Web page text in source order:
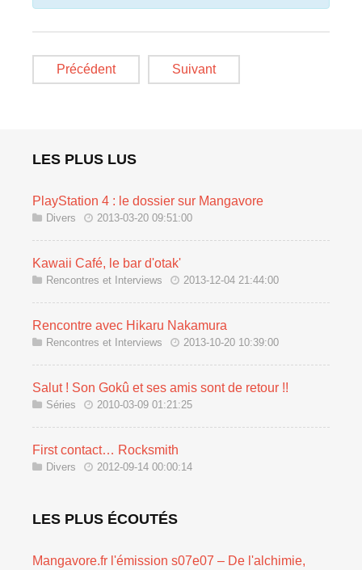
Précédent Suivant
LES PLUS LUS
PlayStation 4 : le dossier sur Mangavore
Divers 2013-03-20 09:51:00
Kawaii Café, le bar d'otak'
Rencontres et Interviews 2013-12-04 21:44:00
Rencontre avec Hikaru Nakamura
Rencontres et Interviews 2013-10-20 10:39:00
Salut ! Son Gokû et ses amis sont de retour !!
Séries 2010-03-09 01:21:25
First contact… Rocksmith
Divers 2012-09-14 00:00:14
LES PLUS ÉCOUTÉS
Mangavore.fr l'émission s07e07 – De l'alchimie,